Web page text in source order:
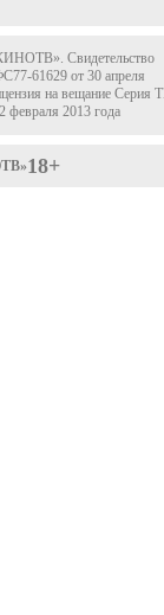
Свидетельство
61629 от 30 апреля
на вещание Серия
февраля 2013 года
18+